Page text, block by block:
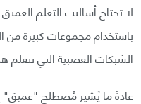
لا تحتاج أساليب التعلم
باستخدام مجموعات كبيرة من
الشبكات العصبية التي تتعلم
عادةً ما يُشير مُصطلح